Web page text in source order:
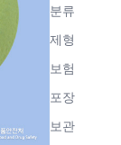
분류
제형
보험
포장
보관